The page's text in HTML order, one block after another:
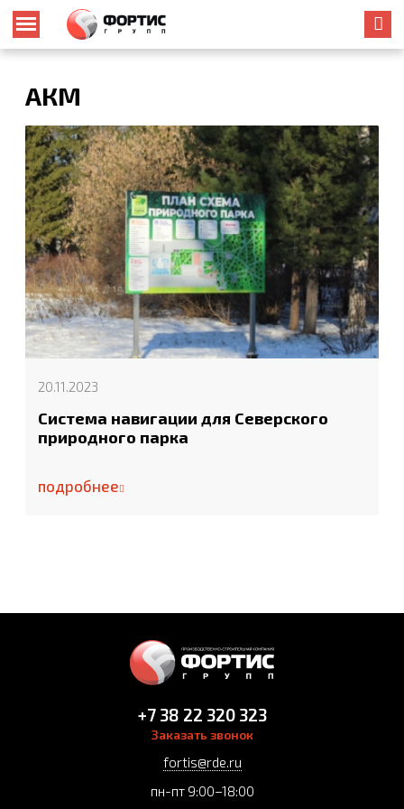
АКМ
20.11.2023
Система навигации для Северского
природного парка
подробнее
+7 38 22 320 323
Заказать звонок
fortis@rde.ru
пн-пт 9:00–18:00